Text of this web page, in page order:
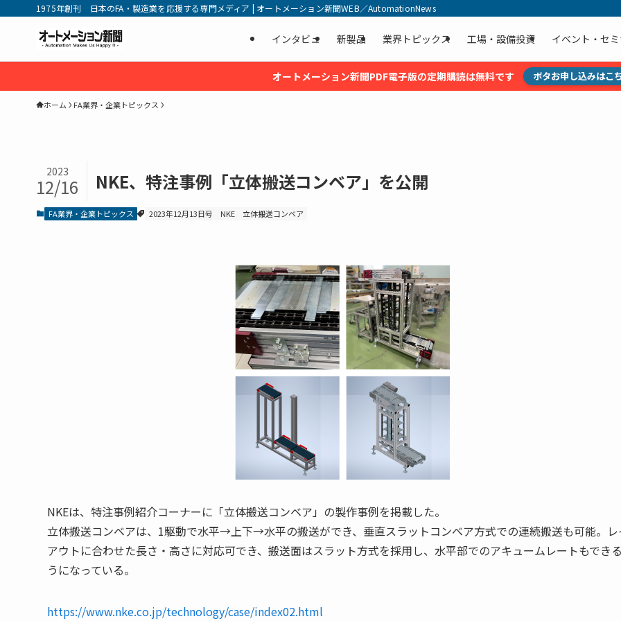
1975年創刊 日本のFA・製造業を応援する専門メディア | オートメーション新聞WEB／AutomationNews
インタビュ 新製品 業界トピックス 工場・設備投資 イベント・セ
オートメーション新聞PDF電子版の定期購読は無料です ボタお申し込みはこ
ホーム FA業界・企業トピックス
NKE、特注事例「立体搬送コンベア」を公開
2023
12/16
FA業界・企業トピックス 2023年12月13日号 NKE 立体搬送コンベア
NKEは、特注事例紹介コーナーに「立体搬送コンベア」の製作事例を掲載した。
立体搬送コンベアは、1駆動で水平→上下→水平の搬送ができ、垂直スラットコンベア方式での連続搬送も可能。レ
アウトに合わせた長さ・高さに対応可でき、搬送面はスラット方式を採用し、水平部でのアキュームレートもでき
うになっている。
https://www.nke.co.jp/technology/case/index02.html